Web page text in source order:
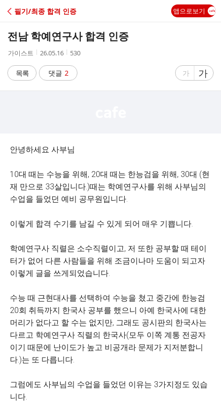
C
A
필기/최종 합격 인증 앱으로보기
전남 학예연구사 합격 인증
작
자
가이스트
작
시
간
26.05.16
조
수
530
목록 댓글 2
글
가
글
자
가
안녕하세요 사부님
10대 때는 수능을 위해, 20대 때는 한능검을 위해, 30대 (현
재 만으로 33살입니다.)때는 학예연구사를 위해 사부님의
수업을 들었던 예비 공무원입니다.
이렇게 합격 수기를 남길 수 있게 되어 매우 기쁩니다.
학예연구사 직렬은 소수직렬이고, 저 또한 공부할 때 테이
터가 없어 다른 사람들을 위해 조금이나마 도움이 되고자
이렇게 글을 쓰게되었습니다.
수능 때 근현대사를 선택하여 수능을 쳤고 중간에 한능검
20회 취득까지 한국사 공부를 했으니 아예 한국사에 대한
머리가 없다고 할 수는 없지만, 그래도 공시판의 한국사는
다르고 학예연구사 직렬의 한국사(모두 이쪽 계통 전공자
이기 때문에 난이도가 높고 비공개라 문제가 지저분합니
다.)는 또 다릅니다.
그럼에도 사부님의 수업을 들었던 이유는 3가지정도 있습
니다.